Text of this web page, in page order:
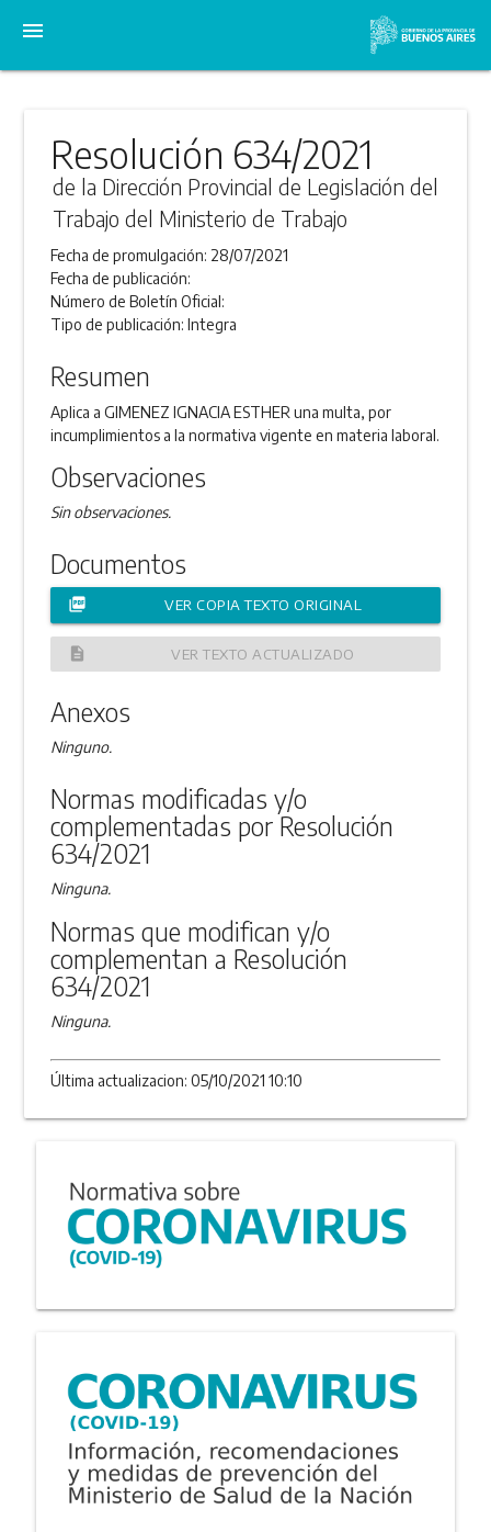
menu
Resolución 634/2021
de la Dirección Provincial de Legislación del
Trabajo del Ministerio de Trabajo
Fecha de promulgación: 28/07/2021
Fecha de publicación:
Número de Boletín Oficial:
Tipo de publicación:Integra
Resumen
Aplica a GIMENEZ IGNACIA ESTHER una multa, por
incumplimientos a la normativa vigente en materia laboral.
Observaciones
Sin observaciones.
Documentos
picture_as_pdf VER COPIA TEXTO ORIGINAL
description VER TEXTO ACTUALIZADO
Anexos
Ninguno.
Normas modificadas y/o
complementadas por Resolución
634/2021
Ninguna.
Normas que modifican y/o
complementan a Resolución
634/2021
Ninguna.
Última actualizacion: 05/10/2021 10:10